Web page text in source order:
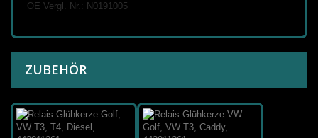
OE Vergl. Nr.: N0191005
ZUBEHÖR